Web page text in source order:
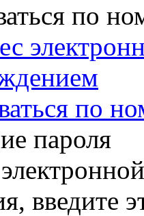
по
по
пароля
введите